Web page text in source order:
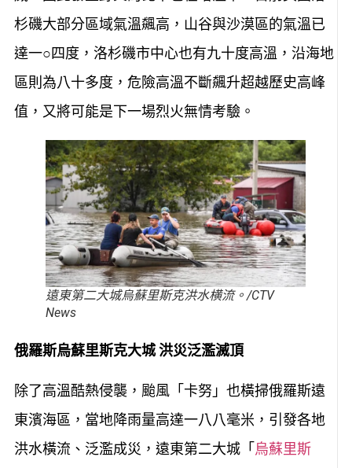
杉磯大部分區域氣溫飆高，山谷與沙漠區的氣溫已
達一○四度，洛杉磯市中心也有九十度高溫，沿海地
區則為八十多度，危險高溫不斷飆升超越歷史高峰
值，又將可能是下一場烈火無情考驗。
遠東第二大城烏蘇里斯克洪水横流。/CTV
News
俄羅斯烏蘇里斯克大城 洪災泛濫滅頂
除了高溫酷熱侵襲，颱風「卡努」也橫掃俄羅斯遠
東濱海區，當地降雨量高達一八八毫米，引發各地
洪水橫流、泛濫成災，遠東第二大城「 烏蘇里斯